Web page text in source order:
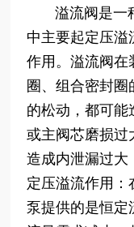
溢流阀是一种
中主要起定压溢
作用。溢流阀在
圈、组合密封
的松动，都可能
或主阀芯磨损过
造成内泄漏过大
定压溢流作用：
泵提供的是恒定